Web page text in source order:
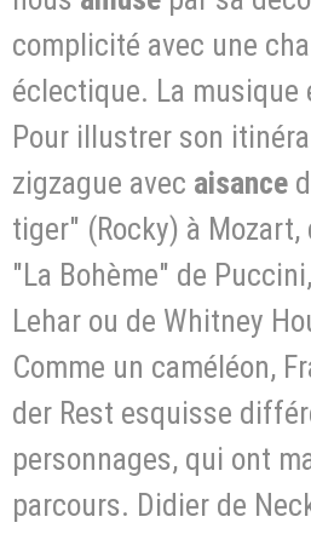
complicité avec une
éclectique. La musique
Pour illustrer son
zigzague avec aisance
tiger" (Rocky) à Mozart,
"La Bohème" de
Lehar ou de Whitney
Comme un caméléon,
der Rest esquisse
personnages, qui ont
parcours. Didier de